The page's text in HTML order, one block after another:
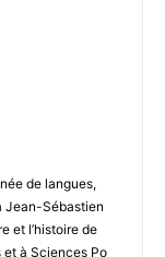
de langues,
Jean-Sébastien
et l’histoire de
et à Sciences Po